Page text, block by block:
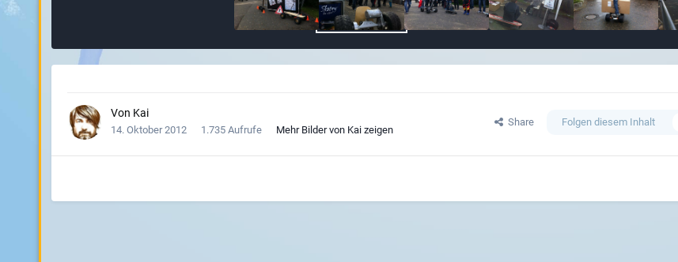
Von Kai
14. Oktober 2012 1.735 Aufrufe Mehr Bilder von Kai zeigen
Share Folgen diesem Inhalt